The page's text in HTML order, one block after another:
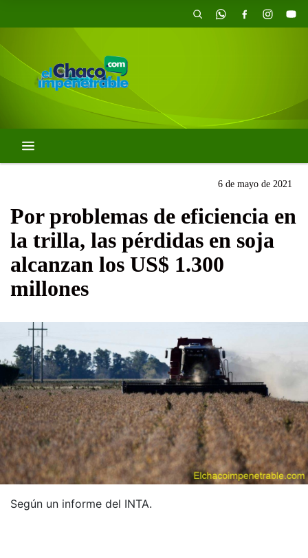
6 de mayo de 2021
Por problemas de eficiencia en
la trilla, las pérdidas en soja
alcanzan los US$ 1.300
millones
Según un informe del INTA.